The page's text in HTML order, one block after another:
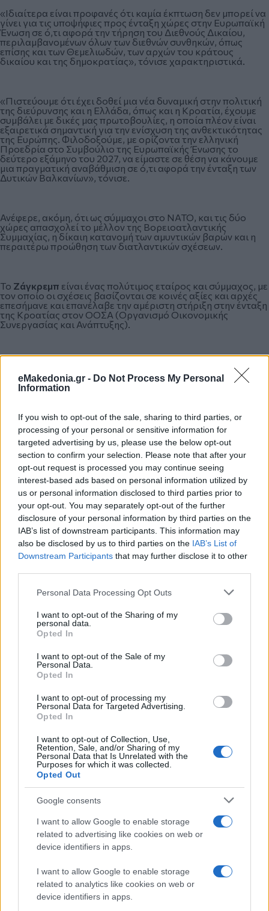
eMakedonia.gr - Do Not Process My Personal
Information
If you wish to opt-out of the sale, sharing to third parties, or
processing of your personal or sensitive information for
targeted advertising by us, please use the below opt-out
section to confirm your selection. Please note that after your
opt-out request is processed you may continue seeing
interest-based ads based on personal information utilized by
us or personal information disclosed to third parties prior to
your opt-out. You may separately opt-out of the further
disclosure of your personal information by third parties on the
IAB’s list of downstream participants. This information may
also be disclosed by us to third parties on the IAB’s List of
Downstream Participants that may further disclose it to other
Please note that this website/app uses one or more Google
not limited to your visit or usage behaviour. You may click to
grant or deny consent to Google and its third-party tags to
use your data for below specified purposes in below Google
consent section.
Personal Data Processing Opt Outs
I want to opt-out of the Sharing of my
personal data.
Opted In
I want to opt-out of the Sale of my
Personal Data.
Opted In
I want to opt-out of processing my
Personal Data for Targeted Advertising.
Opted In
I want to opt-out of Collection, Use,
Retention, Sale, and/or Sharing of my
Personal Data that Is Unrelated with the
Purposes for which it was collected.
Opted Out
Google consents
I want to allow Google to enable storage
related to advertising like cookies on web or
device identifiers in apps.
I want to allow Google to enable storage
related to analytics like cookies on web or
device identifiers in apps.
«Ιδιαίτερα είναι προφανές ότι καμία έκπτωση δεν μπορεί να
γίνει για τις υποψήφιες προς ένταξη χώρες στην Ευρωπαϊκή
Ένωση σε ό,τι αφορά την τήρηση του Διεθνούς Δικαίου,
περιλαμβανομένων όλων των διεθνών συνθηκών, όπως
επίσης και των Θεμελιωδών, των αρχών του κράτους
δικαίου και της δημοκρατίας», τόνισε χαρακτηριστικά.
«Πιστεύουμε ότι έχει δοθεί μια νέα δυναμική στην πολιτική
της διεύρυνσης και η Ελλάδα, όπως και η Κροατία, έχουμε
συμβάλει με δικές μας πρωτοβουλίες, η οποία πλέον είναι
εξαιρετικά σημαντική για την ενίσχυση της ανθεκτικότητας
της Ευρώπης. Φιλοδοξούμε, με ορίζοντα την ελληνική
Προεδρία στο Συμβούλιο της Ευρωπαϊκής Ένωσης το
δεύτερο εξάμηνο του 2027, να είμαστε σε θέση να κάνουμε
μια πραγματική αναβάθμιση σε ό,τι αφορά την ένταξη των
Δυτικών Βαλκανίων», τόνισε.
Ανέφερε, ακόμη, ότι ως σύμμαχοι στο ΝΑΤΟ, και τις δύο
χώρες απασχολεί το μέλλον της Βορειοατλαντικής
Συμμαχίας, η δίκαιη κατανομή των αμυντικών βαρών και η
περαιτέρω προώθηση των διατλαντικών σχέσεων.
Το Ζάγκρεμπ είναι ένας πολύτιμος εταίρος και σύμμαχος, με
τον οποίο οι σχέσεις βασίζονται σε κοινές αξίες και αρχές
επεσήμανε και επανέλαβε την αμέριστη στήριξη στην ένταξη
της Κροατίας στον ΟΟΣΑ (Οργανισμό Οικονομικής
Συνεργασίας και Ανάπτυξης).
περαιτέρω ενδυνάμωση της διμερούς οικονομικής μας
συνεργασίας, ιδίως στους τομείς των επενδύσεων, των
μεταφορών, του τουρισμού, των πολιτιστικών και
Κροάτης ΥΠΕΞ: «Ελλάδα και Κροατία
διαδραματίζουν συμπληρωματικούς ρόλους ως
πυλώνες ενεργειακής ασφάλειας στην Κεντρική και
Νότια Ευρώπη»
Ο υπουργός Εξωτερικών της Κροατίας από την πλευρά του
εξήρε τις διμερείς σχέσεις των δύο χωρών και τη
συνεργασίας σε επίπεδο ΕΕ και στο ΝΑΤΟ, αλλά και στο
πολλά θέματα και κάλεσε σε ακόμη μεγαλύτερη
συνεργασίας σε θέματα ενέργειας, αλλά και στην αμυντική
βιομηχανία.
«Ελλάδα και Κροατία διαδραματίζουν συμπληρωματικούς
ρόλους ως πυλώνες ενεργειακής ασφάλειας στην κεντρική
ότι συμβάλλουν στη διαφοροποίηση των ενεργειακών
Υπογράμμισε ακόμη την προσήλωση των δύο χωρών στον
ευρωπαϊκό πυλώνα του ΝΑΤΟ, ενώ τόνισε πως Ουκρανία και
Μέση Ανατολή αποτελούν απόλυτες προτεραιότητες.
«Πρέπει να βρεθεί λύση για να προστατευθεί η Ελευθερία
της ναυσιπλοΐας στα στενά του Ορμούζ», ανέφερε.
απόψεις για τη μετανάστευση και τόνισε πως και οι δύο
χώρες έχουν κοινό συμφέρον να λειτουργήσει το σύστημα
διαχείρισης της μετανάστευσης.